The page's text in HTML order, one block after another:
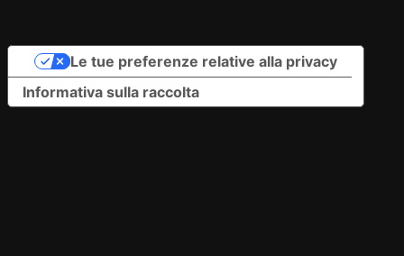
Informativa sulla raccolta
Le tue preferenze relative alla privacy